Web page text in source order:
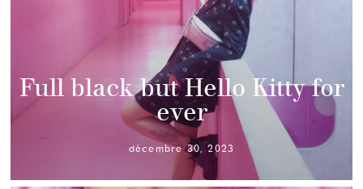
Full black but Hello Kitty for
ever
décembre 30, 2023